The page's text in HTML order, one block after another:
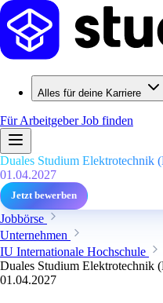
Alles für deine Karriere
Für ArbeitgeberJob finden
Duales Studium Elektrotechnik
01.04.2027
Jetzt bewerben
Jobbörse
Unternehmen
IU Internationale Hochschule
Duales Studium Elektrotechnik
01.04.2027